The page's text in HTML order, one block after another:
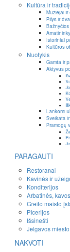
Kultūra ir
Muziejai ir
Pilys ir
Istoriniai
Kultūros
Nuotykis
Gamta ir
Aktyvus
Lankomi
Sveikata
Pramogų
PARAGAUTI
Restoranai
Kavinės ir
Konditerijos
Arbatinės,
Greito maisto
Picerijos
Išsinešti
Jelgavos
NAKVOTI